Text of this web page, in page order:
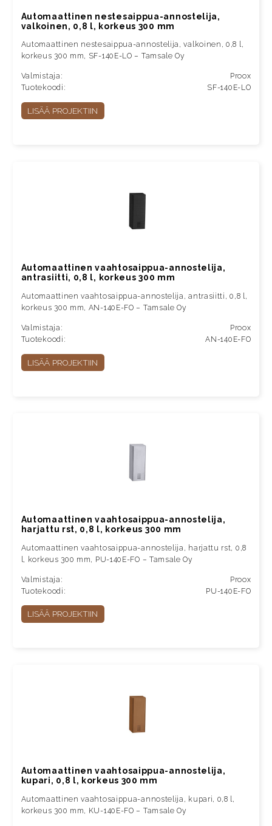
Automaattinen nestesaippua-annostelija,
valkoinen, 0,8 l, korkeus 300 mm
Automaattinen nestesaippua-annostelija, valkoinen, 0,8 l,
korkeus 300 mm, SF-140E-LO – Tamsale Oy
Valmistaja:
Proox
Tuotekoodi:
SF-140E-LO
LISÄÄ PROJEKTIIN
Automaattinen vaahtosaippua-annostelija,
antrasiitti, 0,8 l, korkeus 300 mm
Automaattinen vaahtosaippua-annostelija, antrasiitti, 0,8 l,
korkeus 300 mm, AN-140E-FO – Tamsale Oy
Valmistaja:
Proox
Tuotekoodi:
AN-140E-FO
LISÄÄ PROJEKTIIN
Automaattinen vaahtosaippua-annostelija,
harjattu rst, 0,8 l, korkeus 300 mm
Automaattinen vaahtosaippua-annostelija, harjattu rst, 0,8
l, korkeus 300 mm, PU-140E-FO – Tamsale Oy
Valmistaja:
Proox
Tuotekoodi:
PU-140E-FO
LISÄÄ PROJEKTIIN
Automaattinen vaahtosaippua-annostelija,
kupari, 0,8 l, korkeus 300 mm
Automaattinen vaahtosaippua-annostelija, kupari, 0,8 l,
korkeus 300 mm, KU-140E-FO – Tamsale Oy